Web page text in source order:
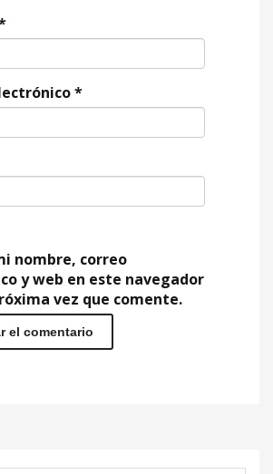
*
nombre, correo
y web en este navegador
vez que comente.